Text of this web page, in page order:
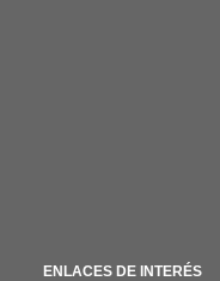
ENLACES DE INTERÉS